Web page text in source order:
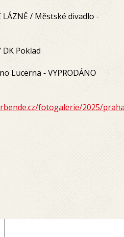
LÁZNĚ / Městské divadlo -
DK Poklad
Lucerna - VYPRODÁNO
fotogalerie/2025/